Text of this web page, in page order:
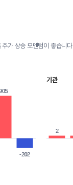
가 상승 모멘텀이 좋습니다
-202
-202
기관
2
2